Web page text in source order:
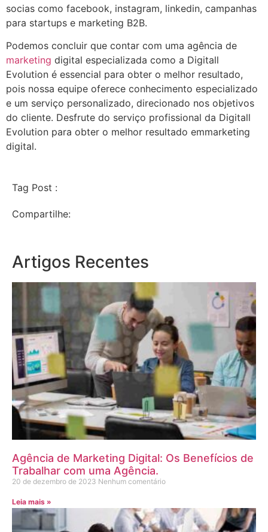
socias como facebook, instagram, linkedin, campanhas
para startups e marketing B2B.
Podemos concluir que contar com uma agência de
marketing digital especializada como a Digitall
Evolution é essencial para obter o melhor resultado,
pois nossa equipe oferece conhecimento especializado
e um serviço personalizado, direcionado nos objetivos
do cliente. Desfrute do serviço profissional da Digitall
Evolution para obter o melhor resultado emmarketing
digital.
Tag Post :
Compartilhe:
Artigos Recentes
Agência de Marketing Digital: Os Benefícios de
Trabalhar com uma Agência.
20 de dezembro de 2023 Nenhum comentário
Leia mais »